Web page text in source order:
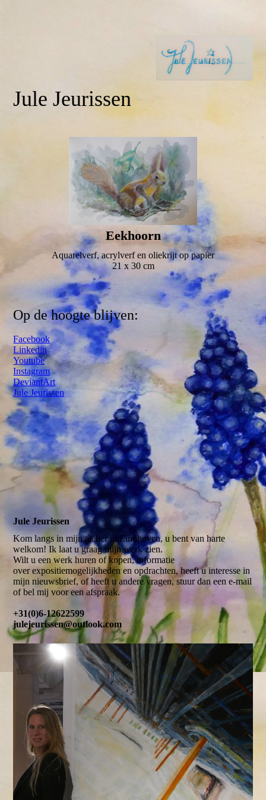
Jule Jeurissen
Eekhoorn
Aquarelverf, acrylverf en oliekrijt op papier
21 x 30 cm
Op de hoogte blijven:
Facebook
Linkedin
Youtube
Instagram
DeviantArt
Jule Jeurissen
Jule Jeurissen
Kom langs in mijn atelier in Eindhoven, u bent van harte
welkom! Ik laat u graag mijn werk zien.
Wilt u een werk huren of kopen, informatie
over expositiemogelijkheden en opdrachten, heeft u interesse in
mijn nieuwsbrief, of heeft u andere vragen, stuur dan een e-mail
of bel mij voor een afspraak.
+31(0)6-12622599
julejeurissen@outlook.com